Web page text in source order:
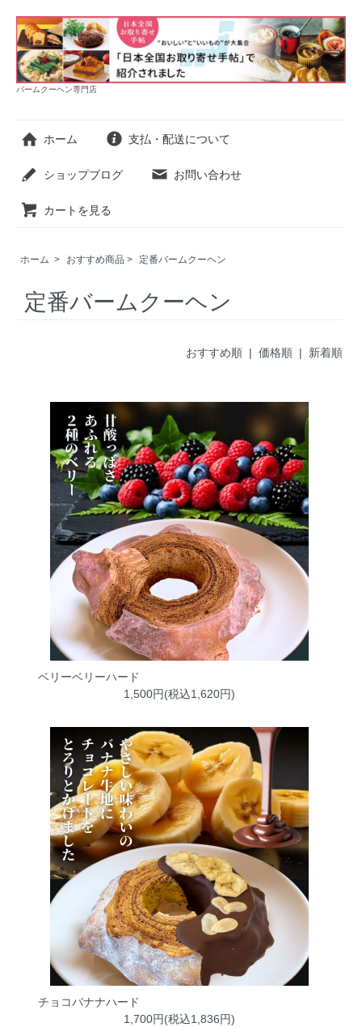
バームクーヘン専門店
ホーム 支払・配送について
ショップブログ お問い合わせ
カートを見る
ホーム > おすすめ商品 > 定番バームクーヘン
定番バームクーヘン
おすすめ順| 価格順| 新着順
ベリーベリーハード
1,500円(税込1,620円)
チョコバナナハード
1,700円(税込1,836円)